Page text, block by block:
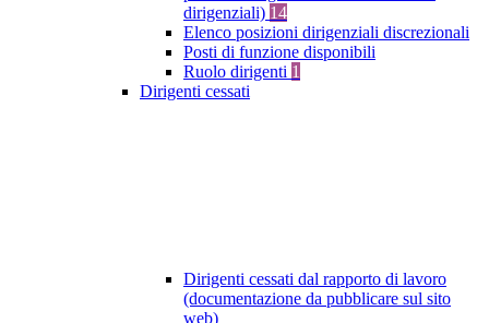
dirigenziali) 14
Elenco posizioni dirigenziali discrezionali
Posti di funzione disponibili
Ruolo dirigenti 1
Dirigenti cessati
Dirigenti cessati dal rapporto di lavoro
(documentazione da pubblicare sul sito
web)